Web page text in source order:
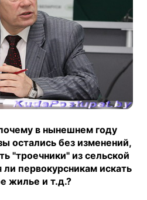
в нынешнем году
остались без изменений,
"троечники" из сельской
первокурсникам искать
жилье и т.д.?